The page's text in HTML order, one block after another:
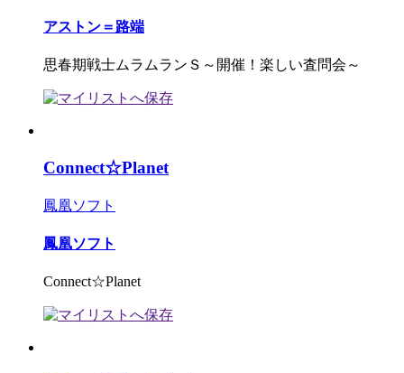
アストン＝路端
思春期戦士ムラムランＳ～開催！楽しい査問会～
Connect☆Planet
鳳凰ソフト
鳳凰ソフト
Connect☆Planet